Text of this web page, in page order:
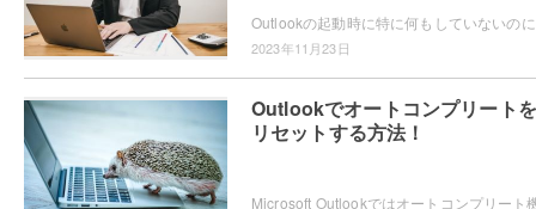
2023年11月23日
Outlookでオートコンプリートを
リセットする方法！